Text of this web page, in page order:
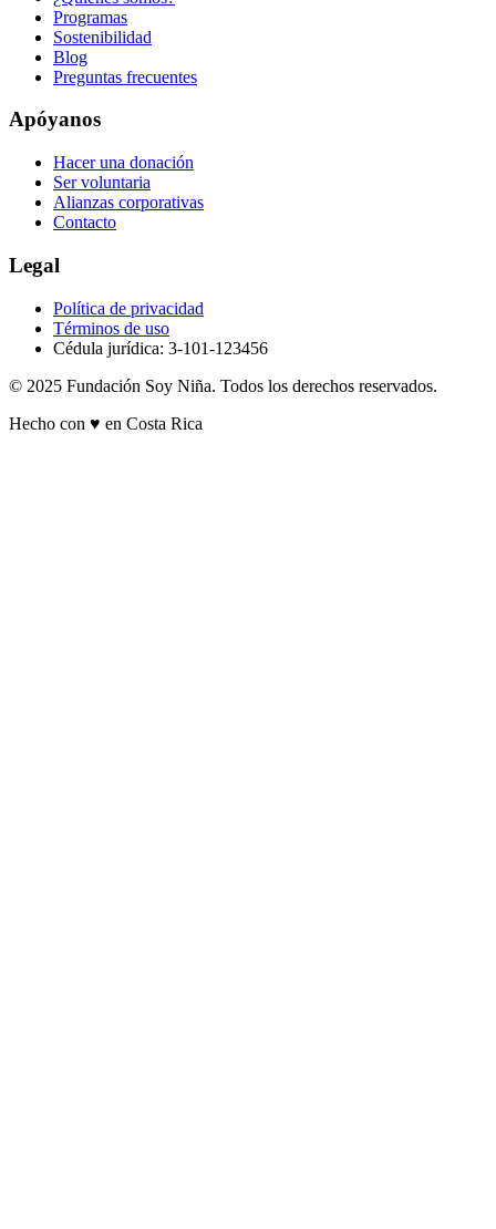
Programas
Sostenibilidad
Blog
Preguntas frecuentes
Apóyanos
Hacer una donación
Ser voluntaria
Alianzas corporativas
Contacto
Legal
Política de privacidad
Términos de uso
Cédula jurídica: 3-101-123456
© 2025 Fundación Soy Niña. Todos los derechos reservados.
Hecho con ♥ en Costa Rica